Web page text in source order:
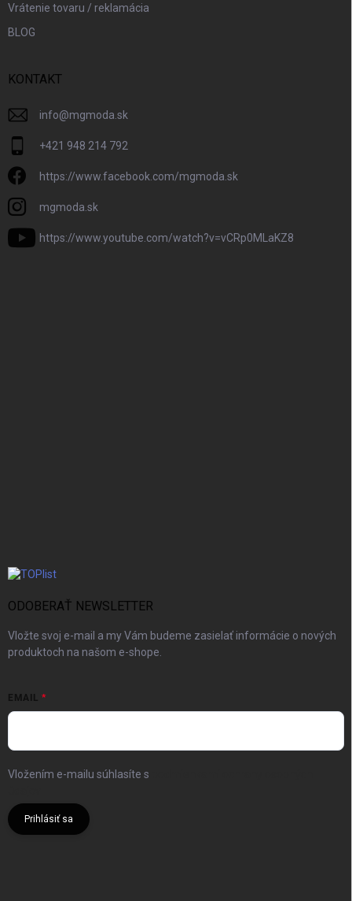
Vrátenie tovaru / reklamácia
BLOG
KONTAKT
info@mgmoda.sk
+421 948 214 792
https://www.facebook.com/mgmoda.sk
mgmoda.sk
https://www.youtube.com/watch?v=vCRp0MLaKZ8
ODOBERAŤ NEWSLETTER
Vložte svoj e-mail a my Vám budeme zasielať informácie o nových
produktoch na našom e-shope.
EMAIL
Vložením e-mailu súhlasíte s
Prihlásiť sa